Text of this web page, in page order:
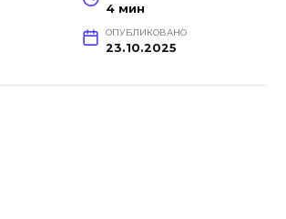
4 мин
ОПУБЛИКОВАНО
23.10.2025